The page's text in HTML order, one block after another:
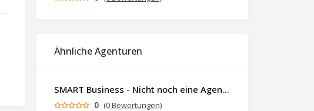
Ähnliche Agenturen
SMART Business - Nicht noch eine Agentur. Sondern ein Partner, der dein Business als Ganzes denkt.
0 (0 Bewertungen)